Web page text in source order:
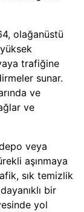
olağanüstü
trafiğine
sunar.
ve
ve
veya
aşınmaya
sık temizlik
bir
yol